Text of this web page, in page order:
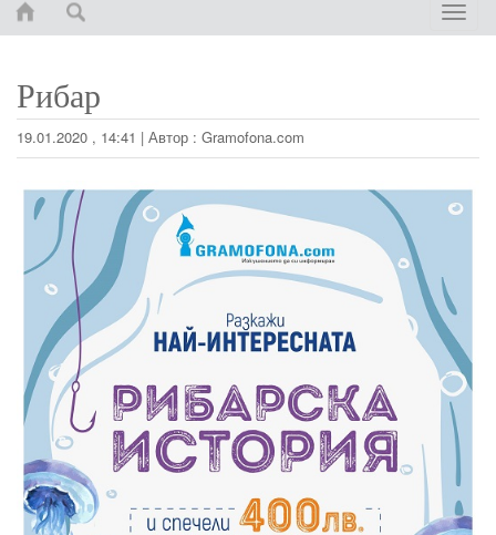
Toggle
Рибар
19.01.2020 , 14:41 | Автор : Gramofona.com